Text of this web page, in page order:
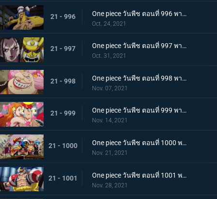
21 - 996 One piece วันพีช ตอนที่ 996 พากย์ไทย โอนิกาชิมะสั่นสะเทือน ลูฟี่เริ่มสงครามเต็มรูปแบบ
Oct. 24, 2021
21 - 997 One piece วันพีช ตอนที่ 997 พากย์ไทย การต่อสู้ใต้แสงจันทร์ นักรบคลั่ง ซูลอง
Oct. 31, 2021
21 - 998 One piece วันพีช ตอนที่ 998 พากย์ไทย ซุสเป็นปฏิปักษ์! นามิเข้าตาจน!
Nov. 07, 2021
21 - 999 One piece วันพีช ตอนที่ 999 พากย์ไทย เราจะปกป้องเจ้า การพบกันระหว่างยามาโตะกับโมโมโนะสุเกะ
Nov. 14, 2021
21 - 1000 One piece วันพีช ตอนที่ 1000 พากย์ไทย กำลังรบเหนือระดับ! กลุ่มหมวกฟางรวมพล
Nov. 21, 2021
21 - 1001 One piece วันพีช ตอนที่ 1001 พากย์ไทย การเชื้อเชิญที่อันตราย แผนกำจัดควีน
Nov. 28, 2021